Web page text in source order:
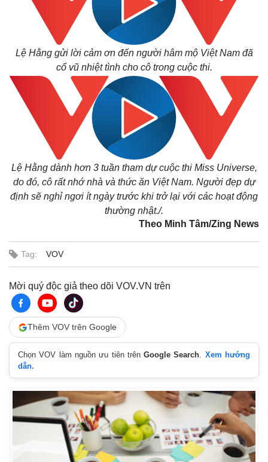
Kinh tế
Khởi nghiệp
Tiêu dùng
Lệ Hằng gửi lời cảm ơn đến người hâm mộ Việt Nam đã
cổ vũ nhiệt tình cho cô trong cuộc thi.
Lệ Hằng dành hơn 3 tuần tham dự cuộc thi Miss Universe,
do đó, cô rất nhớ nhà và thức ăn Việt Nam. Người đẹp dự
định sẽ nghỉ ngơi ít ngày trước khi trở lại với các hoạt động
thường nhật./.
Theo Minh Tâm/Zing News
Tag: VOV
Mời quý độc giả theo dõi VOV.VN trên
Thêm VOV trên Google
Chọn VOV làm nguồn ưu tiên trênGoogle Search. Xem hướng
dẫn.